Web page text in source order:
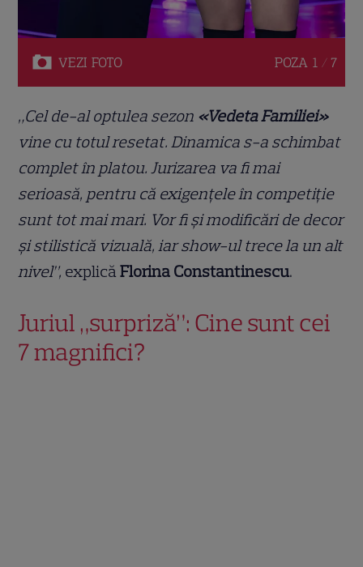
VEZI FOTO POZA 1 / 7
„Cel de-al optulea sezon «Vedeta Familiei»
vine cu totul resetat. Dinamica s-a schimbat
complet în platou. Jurizarea va fi mai
serioasă, pentru că exigențele în competiție
sunt tot mai mari. Vor fi și modificări de decor
și stilistică vizuală, iar show-ul trece la un alt
nivel”, explicăFlorina Constantinescu.
Juriul „surpriză”: Cine sunt cei
7 magnifici?